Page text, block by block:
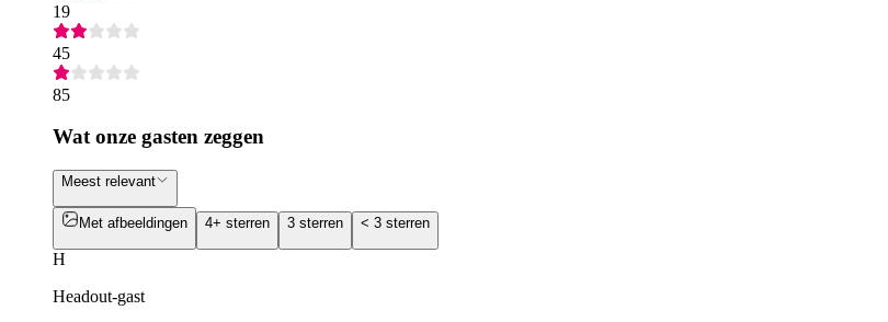
19
45
85
Wat onze gasten zeggen
Meest relevant
Met afbeeldingen 4+ sterren 3 sterren < 3 sterren
H
Headout-gast